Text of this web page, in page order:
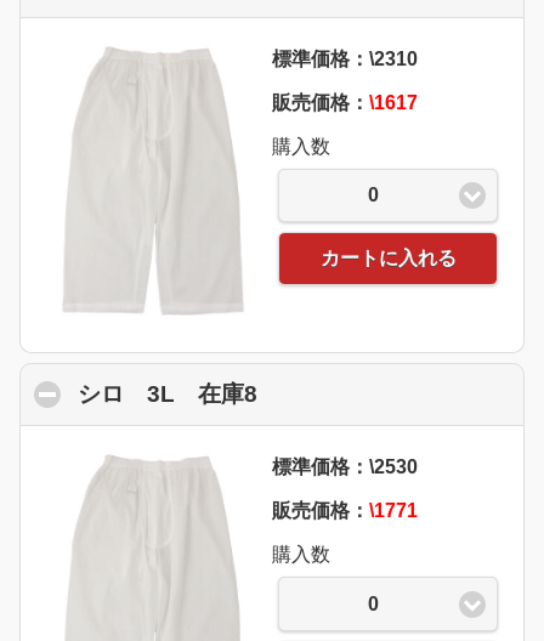
標準価格：\2310
販売価格： \1617
購入数
0
カートに入れる
シロ 3L 在庫8
標準価格：\2530
販売価格： \1771
購入数
0